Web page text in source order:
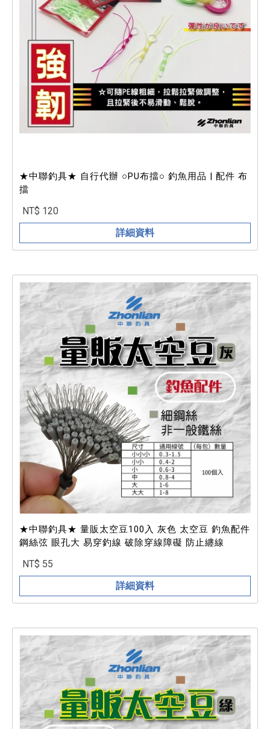
★中聯釣具★ 自行代辦 ○PU布擋○ 釣魚用品 | 配件 布
擋
NT$ 120
詳細資料
★中聯釣具★ 量販太空豆100入 灰色 太空豆 釣魚配件
鋼絲弦 眼孔大 易穿釣線 破除穿線障礙 防止纏線
NT$ 55
詳細資料